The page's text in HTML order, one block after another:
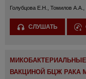
Голубцова Е.Н., Томилов А.А.,
СЛУШАТЬ
ВАКЦИНОЙ БЦЖ РАКА